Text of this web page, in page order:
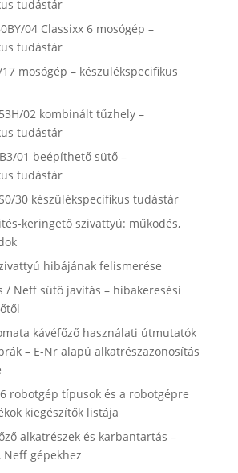
tudástár
04 Classixx 6 mosógép –
tudástár
17 mosógép – készülékspecifikus
02 kombinált tűzhely –
tudástár
01 beépíthető sütő –
tudástár
30 készülékspecifikus tudástár
keringető szivattyú: működés,
hibájának felismerése
/ Neff sütő javítás – hibakeresési
kávéfőző használati útmutatók
– E-Nr alapú alkatrészazonosítás
robotgép típusok és a robotgépre
kiegészítők listája
alkatrészek és karbantartás –
Neff gépekhez